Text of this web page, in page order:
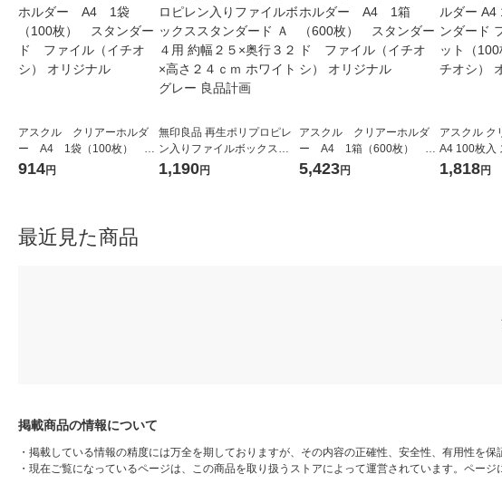
アスクル クリアーホルダ
ー A4 1袋（100枚） ス
タンダード ファイル（イ
914円
無印良品 再生ポリプロピレ
ン入りファイルボックスス
タンダード Ａ４用 約幅２５
×奥行３２×高さ２４ｃｍ ホ
1,190円
アスクル クリアーホルダ
ー A4 1箱（600枚） ス
タンダード ファイル（イ
チオシ） オリジナル
5,423円
アスクル ク
A4 100枚入
ァイル 1セ
袋）（イチ
1,818円
最近見た商品
掲載商品の情報について
・ 掲載している情報の精度には万全を期しておりますが、その内容の正確性、安全性、有用性を保
・ 現在ご覧になっているページは、この商品を取り扱うストアによって運営されています。ペー